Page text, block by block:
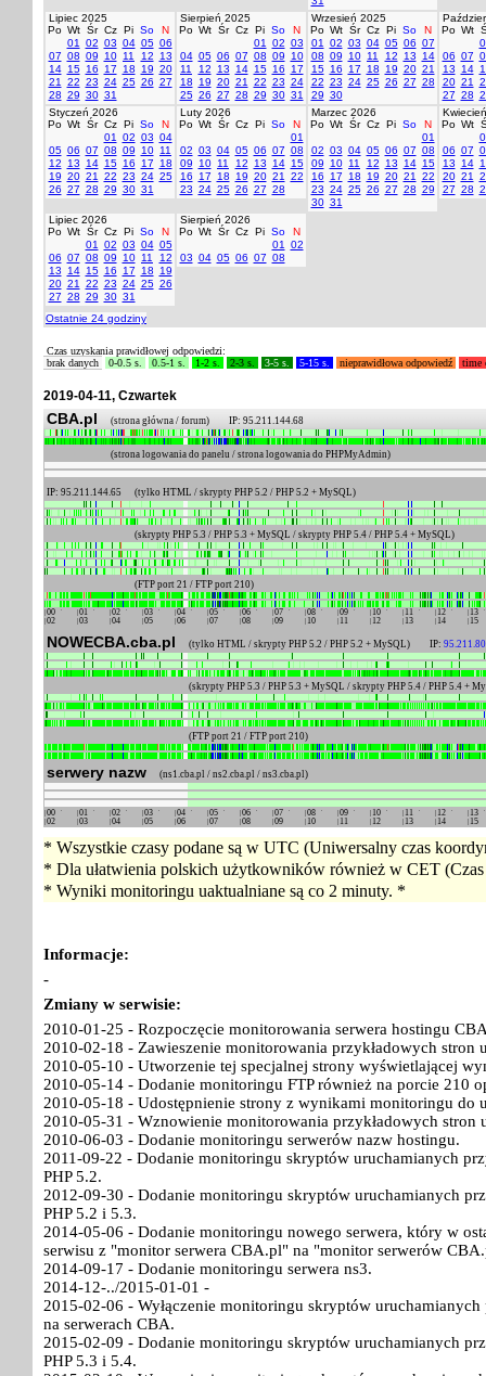
Lipiec 2025
Po Wt Śr Cz Pi So
N
01
02 03 04 05 06
07 08 09 10 11 12
13
14 15 16 17 18 19 20
21
22 23 24 25 26 27
28 29 30 31
Sierpień 2025
Po Wt Śr Cz Pi So
N
01
02 03
04 05 06 07 08 09
10
11
12 13 14 15 16
17
18
19 20 21 22 23 24
25 26 27 28 29 30 31
Wrzesień 2025
Po Wt Śr Cz Pi So
N
01
02 03 04 05 06 07
08 09 10 11 12 13
14
15 16 17 18 19 20 21
22 23 24 25 26 27 28
29 30
Po Wt
06 07
13
14
20 21
27 28
Styczeń 2026
Po Wt Śr Cz Pi So
N
01
02 03 04
05 06 07 08 09 10 11
12
13 14 15 16 17
18
19 20 21 22 23 24 25
26 27 28 29 30 31
Luty 2026
Po Wt Śr Cz Pi So
N
01
02 03 04 05 06 07 08
09
10 11 12 13 14 15
16
17 18 19 20 21
22
23 24 25 26 27 28
Marzec 2026
Po Wt Śr Cz Pi So
N
01
02 03 04 05 06 07 08
09
10 11 12 13 14 15
16
17 18 19 20 21
22
23 24 25 26 27 28 29
30 31
Po Wt
06 07
13
14
20 21
27 28
Lipiec 2026
Po Wt Śr Cz Pi So
N
01
02 03 04 05
06 07 08 09 10 11
12
13
14 15 16 17 18
19
20 21 22 23 24 25 26
27 28 29 30 31
Sierpień 2026
Po Wt Śr Cz Pi So
N
01
02
03 04 05 06 07 08
Ostatnie 24 godziny
Czas uzyskania prawidłowej odpowiedzi:
brak danych
0-0.5 s. 0.5-1 s. 1-2 s. 2-3 s. 3-5 s. 5-15 s. nieprawidłowa odpowiedź time
2019-04-11, Czwartek
CBA.pl (strona główna / forum) IP: 95.211.144.68
(strona logowania do panelu / strona logowania do PHPMyAdmin)
IP: 95.211.144.65 (tylko HTML / skrypty PHP 5.2 / PHP 5.2 + MySQL)
(skrypty PHP 5.3 / PHP 5.3 + MySQL / skrypty PHP 5.4 / PHP 5.4 + MySQL)
(FTP port 21 / FTP port 210)
NOWECBA.cba.pl (tylko HTML / skrypty PHP 5.2 / PHP 5.2 + MySQL) IP:
(skrypty PHP 5.3 / PHP 5.3 + MySQL / skrypty PHP 5.4 / PHP 5.4 +
(FTP port 21 / FTP port 210)
serwery nazw (ns1.cba.pl / ns2.cba.pl / ns3.cba.pl)
00 01 02 03 04 05 06 07 08 09 10 11 12
13
02
03 04 05 06 07 08 09 10 11 12 13 14 15
00 01 02 03 04 05 06 07 08 09 10 11 12
13
02
03 04 05 06 07 08 09 10 11 12 13 14 15
* Wszystkie czasy podane są w UTC (Uniwersalny czas
* Dla ułatwienia polskich użytkowników również w CET
* Wyniki monitoringu uaktualniane są co 2 minuty. *
Informacje:
-
Zmiany w serwisie:
2010-01-25 - Rozpoczęcie monitorowania serwera hostingu
2010-02-18 - Zawieszenie monitorowania przykładowych
2010-05-10 - Utworzenie tej specjalnej strony wyświetlającej
2010-05-14 - Dodanie monitoringu FTP również na porcie 210
2010-05-18 - Udostępnienie strony z wynikami monitoringu do
2010-05-31 - Wznowienie monitorowania przykładowych
2010-06-03 - Dodanie monitoringu serwerów nazw hostingu.
2011-09-22 - Dodanie monitoringu skryptów uruchamianych
PHP 5.2.
2012-09-30 - Dodanie monitoringu skryptów uruchamianych
PHP 5.2 i 5.3.
2014-05-06 - Dodanie monitoringu nowego serwera, który w
serwisu z "monitor serwera CBA.pl" na "monitor serwerów
2014-09-17 - Dodanie monitoringu serwera ns3.
2014-12-../2015-01-01 -
2015-02-06 - Wyłączenie monitoringu skryptów uruchamianych
na serwerach CBA.
2015-02-09 - Dodanie monitoringu skryptów uruchamianych
PHP 5.3 i 5.4.